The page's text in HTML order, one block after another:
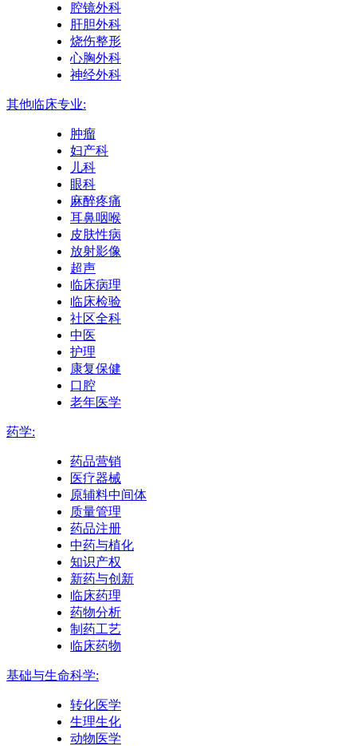
腔镜外科
肝胆外科
烧伤整形
心胸外科
神经外科
其他临床专业:
肿瘤
妇产科
儿科
眼科
麻醉疼痛
耳鼻咽喉
皮肤性病
放射影像
超声
临床病理
临床检验
社区全科
中医
护理
康复保健
口腔
老年医学
药学:
药品营销
医疗器械
原辅料中间体
质量管理
药品注册
中药与植化
知识产权
新药与创新
临床药理
药物分析
制药工艺
临床药物
基础与生命科学:
转化医学
生理生化
动物医学